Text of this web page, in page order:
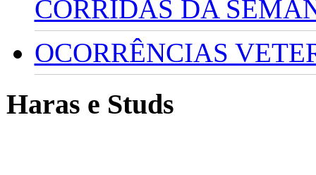
CORRIDAS DA
OCORRÊNCIAS
Haras e Studs